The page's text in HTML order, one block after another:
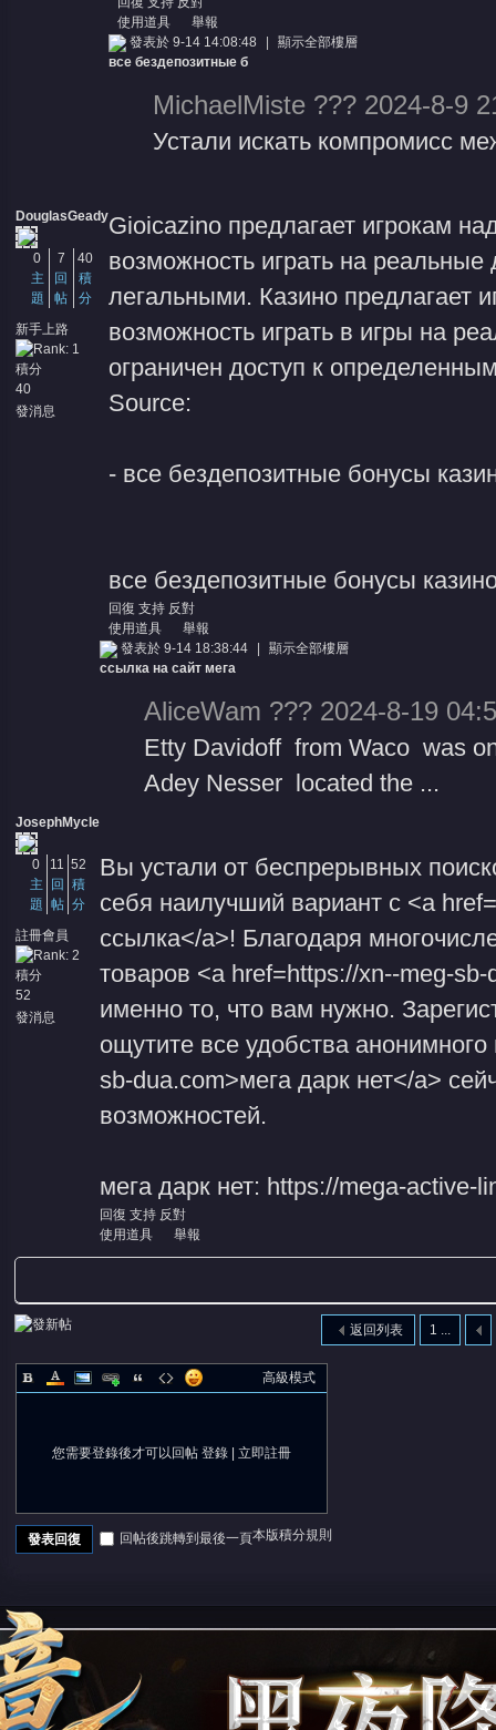
使用道具
舉報
DouglasGeady
0
主
題
7
回
帖
40
積
分
新手上路
積分
40
發消息
發表於 9-14 14:08:48
顯示全部樓層
все бездепозитные б
MichaelMiste ??? 2024-8-9
Устали искать компромисс
Gioicazino предлагает игрокам
возможность играть на
легальными. Казино предлагает
возможность играть в игры на
ограничен доступ к
Source:
- все бездепозитные бонусы
все бездепозитные бонусы
回復 支持 反對
使用道具
舉報
JosephMycle
0
主
題
11
回
帖
52
積
分
註冊會員
積分
52
發消息
發表於 9-14 18:38:44
顯示全部樓層
ссылка на сайт мега
AliceWam ??? 2024-8-19
Etty Davidoff from Waco was
Adey Nesser located the ...
Вы устали от беспрерывных
себя наилучший вариант с <a
ссылка</a>! Благодаря
товаров <a href=https://xn--meg-
именно то, что вам нужно.
ощутите все удобства
sb-dua.com>мега дарк нет</a>
возможностей.
мега дарк нет: https://mega-active-
回復 支持 反對
使用道具
舉報
1 ...
返回列表
高級模式
您需要登錄後才可以回帖 登錄| 立即註冊
本版積分規則
發表回復 回帖後跳轉到最後一頁